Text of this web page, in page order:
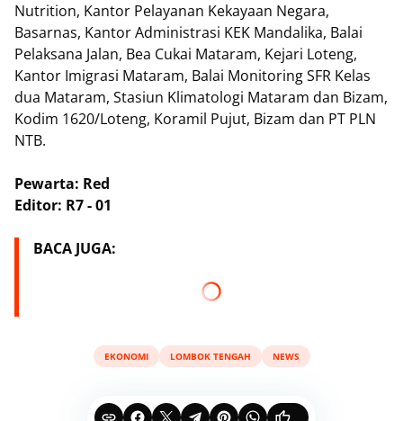
Nutrition, Kantor Pelayanan Kekayaan Negara,
Basarnas, Kantor Administrasi KEK Mandalika, Balai
Pelaksana Jalan, Bea Cukai Mataram, Kejari Loteng,
Kantor Imigrasi Mataram, Balai Monitoring SFR Kelas
dua Mataram, Stasiun Klimatologi Mataram dan Bizam,
Kodim 1620/Loteng, Koramil Pujut, Bizam dan PT PLN
NTB.
Pewarta: Red
Editor: R7 - 01
BACA JUGA:
EKONOMI LOMBOK TENGAH NEWS